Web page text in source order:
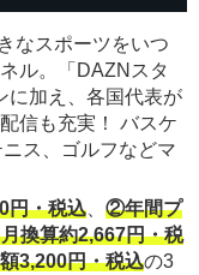
なスポーツをいつ
ル。「DAZNスタ
に加え、各国代表が
信も充実！ バスケ
ス、ゴルフなどマ
円・税込
②年間プ
換算約2,667円・税
3,200円・税込の3